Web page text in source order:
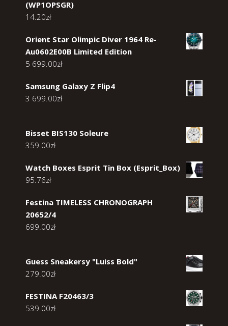
(WP1OPSGR)
14.20zł
Orient Star Olimpic Diver 1964 Re-
Au0602E00B Limited Edition
5 699.00zł
Samsung Galaxy Z Flip4
3 699.00zł
Bisset BIS130 Soleure
359.00zł
Watch Boxes Esprit Tin Box (Esprit_Box)
95.76zł
Festina TIMELESS CHRONOGRAPH
20652/4
699.00zł
Guess Sneakersy "Luiss Bold"
279.00zł
FESTINA F20463/3
539.00zł